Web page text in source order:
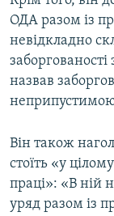
ОДА разом із
невідкладно
заборгованості
назвав
Він також
стоїть «у
праці»: «В ній
уряд разом із